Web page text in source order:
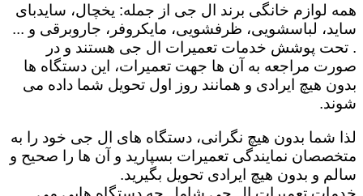
همه لوازم خانگی برند ال جی از جمله: یخچال، سایدبای
ساید، لباسشویی، ظرفشویی، مایکروفر، جاروبرقی و ...
. تحت پوشش خدمات تعمیرات ال جی هستند و در
صورت مراجعه به آن ها جهت تعمیرات، این دستگاه ها
بدون هیچ ایرادی و همانند روز اول تحویل شما داده می
شوند.
لذا شما بدون هیچ نگرانی، دستگاه های ال جی خود را به
متخصصان نمایندگی تعمیرات بسپارید و آن ها را صحیح و
سالم و بدون هیچ ایرادی تحویل بگیرید.